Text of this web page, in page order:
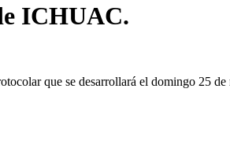
ICHUAC.
que se desarrollará el domingo 25